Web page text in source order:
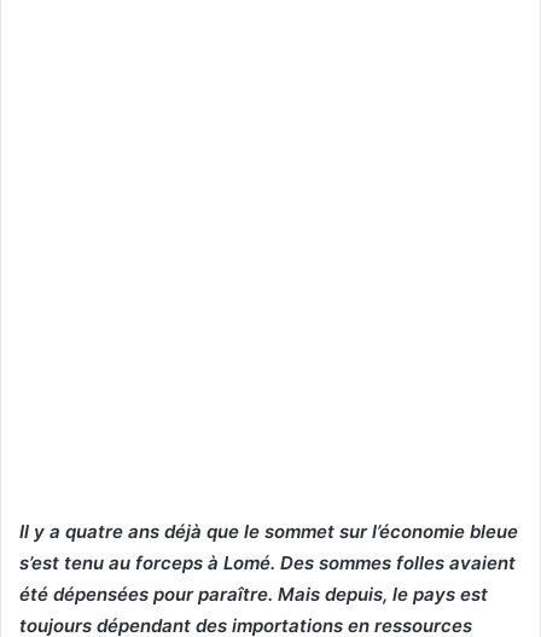
Il y a quatre ans déjà que le sommet sur l’économie bleue
s’est tenu au forceps à Lomé. Des sommes folles avaient
été dépensées pour paraître. Mais depuis, le pays est
toujours dépendant des importations en ressources